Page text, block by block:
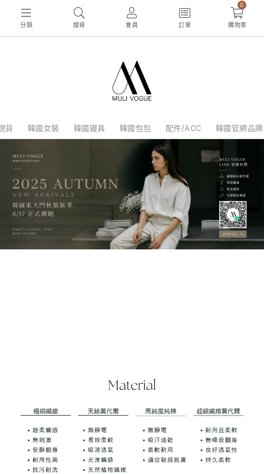
分類 搜尋 會員 訂單
0
購物車
貨 韓國女裝 韓國寢具 韓國包包 配件/ACC 韓國官網品